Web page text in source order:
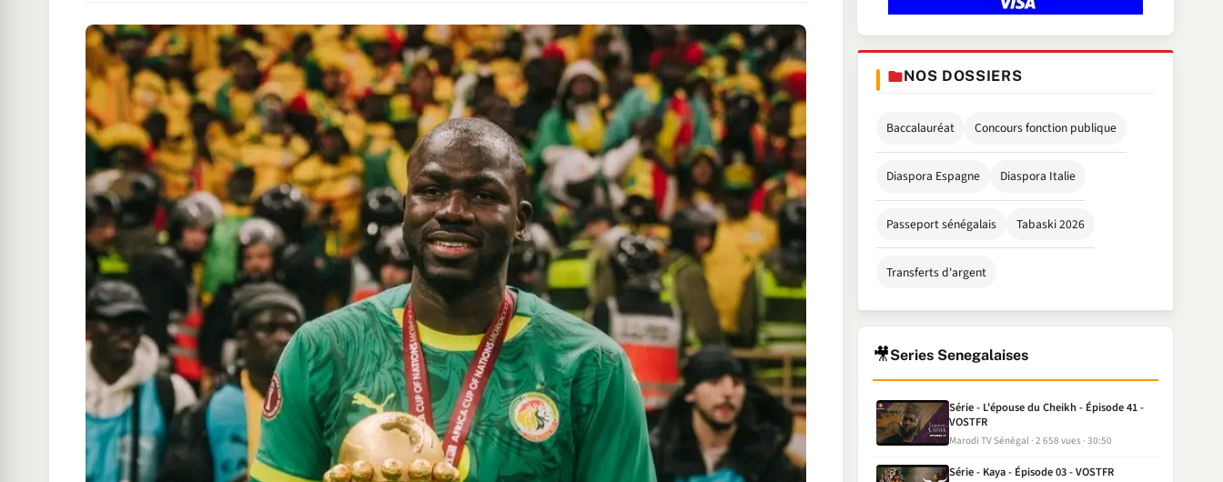
NOS DOSSIERS
Baccalauréat Concours fonction publique
Diaspora Espagne Diaspora Italie
Passeport sénégalais Tabaski 2026
Transferts d'argent
🎥Series Senegalaises
Série - L'épouse du Cheikh - Épisode 41 -
VOSTFR
Marodi TV Sénégal 2 658 vues 30:50
Série - Kaya - Épisode 03 - VOSTFR